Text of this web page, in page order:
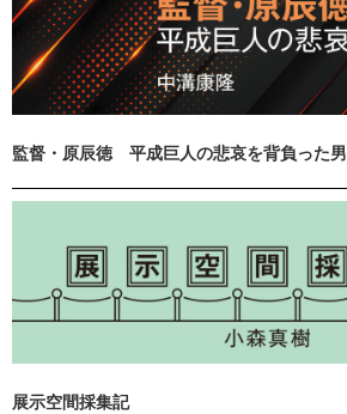
監督・原辰徳 平成巨人の悲哀を背負った男
展示空間採集記